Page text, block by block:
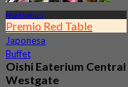
Nonthaburi
Premio Red Table
Japonesa
Buffet
Oishi Eaterium Central
Westgate